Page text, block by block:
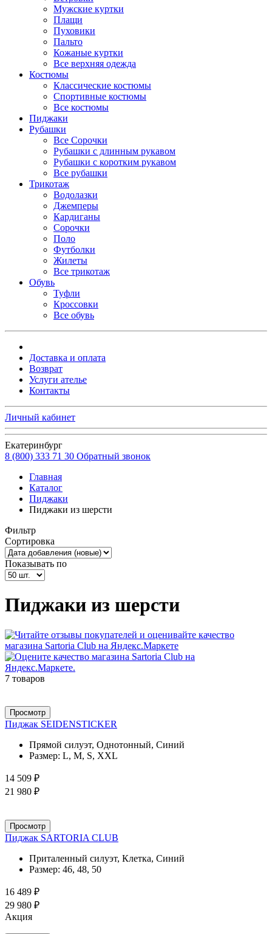
Мужские куртки
Плащи
Пуховики
Пальто
Кожаные куртки
Все верхняя одежда
Костюмы
Классические костюмы
Спортивные костюмы
Все костюмы
Пиджаки
Рубашки
Все Сорочки
Рубашки с длинным рукавом
Рубашки с коротким рукавом
Все рубашки
Трикотаж
Водолазки
Джемперы
Кардиганы
Сорочки
Поло
Футболки
Жилеты
Все трикотаж
Обувь
Туфли
Кроссовки
Все обувь
Доставка и оплата
Возврат
Услуги ателье
Контакты
Личный кабинет
Екатеринбург
8 (800) 333 71 30 Обратный звонок
Главная
Каталог
Пиджаки
Пиджаки из шерсти
Фильтр
Сортировка
Показывать по
Пиджаки из шерсти
7 товаров
Просмотр
Пиджак SEIDENSTICKER
Прямой силуэт, Однотонный, Синий
Размер: L, M, S, XXL
14 509 ₽
21 980 ₽
Просмотр
Пиджак SARTORIA CLUB
Приталенный силуэт, Клетка, Синий
Размер: 46, 48, 50
16 489 ₽
29 980 ₽
Акция